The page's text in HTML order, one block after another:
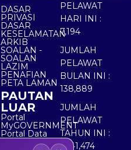
DASAR
PRIVASI
DASAR
KESELAMATAN
ARKIB
SOALAN -
SOALAN
LAZIM
PENAFIAN
PETA LAMAN
PAUTAN
LUAR
Portal
MyGOVERNMENT
Portal Data
Terbuka
PELAWAT
HARI INI :
7,194
JUMLAH
PELAWAT
BULAN INI :
138,889
JUMLAH
PELAWAT
TAHUN INI :
5,541,474